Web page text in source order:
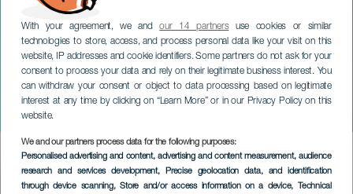
With your agreement, we andour 14 partnersuse cookies or similar
technologies to store, access, and process personal data like your visit on this
website, IP addresses and cookie identifiers. Some partners do not ask for your
consent to process your data and rely on their legitimate business interest. You
can withdraw your consent or object to data processing based on legitimate
interest at any time by clicking on “Learn More” or in our Privacy Policy on this
website.
We and our partners process data for the following purposes:
Personalised advertising and content, advertising and content measurement, audience
research and services development, Precise geolocation data, and identification
through device scanning, Store and/or access information on a device, Technical
Emilio Lovera: Ahora el
malandro sí está asustado
GRAN CANARIA
Imagen
Listado